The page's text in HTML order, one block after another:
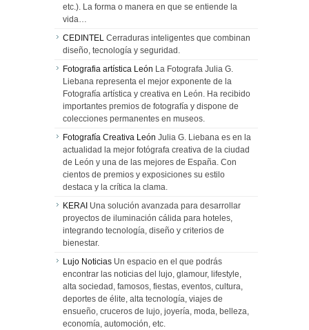
etc.). La forma o manera en que se entiende la
vida…
CEDINTEL Cerraduras inteligentes que combinan
diseño, tecnología y seguridad.
Fotografia artística León La Fotografa Julia G.
Liebana representa el mejor exponente de la
Fotografía artística y creativa en León. Ha recibido
importantes premios de fotografía y dispone de
colecciones permanentes en museos.
Fotografía Creativa León Julia G. Liebana es en la
actualidad la mejor fotógrafa creativa de la ciudad
de León y una de las mejores de España. Con
cientos de premios y exposiciones su estilo
destaca y la crítica la clama.
KERAI Una solución avanzada para desarrollar
proyectos de iluminación cálida para hoteles,
integrando tecnología, diseño y criterios de
bienestar.
Lujo Noticias Un espacio en el que podrás
encontrar las noticias del lujo, glamour, lifestyle,
alta sociedad, famosos, fiestas, eventos, cultura,
deportes de élite, alta tecnología, viajes de
ensueño, cruceros de lujo, joyería, moda, belleza,
economía, automoción, etc.